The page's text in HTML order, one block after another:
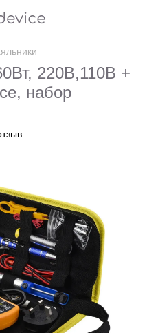
220В,110В +
набор